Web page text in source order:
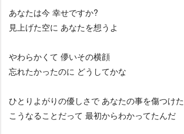
あなたは今 幸せですか?
見上げた空に あなたを想うよ
わらかくて 儚いその横顔
忘れたかったのに どうしてかな
ひとりよがりの優しさで あなたの事を傷つけた
こうなることだって 最初からわかってたんだ